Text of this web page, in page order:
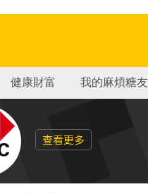
健康財富 我的麻煩糖友
查看更多